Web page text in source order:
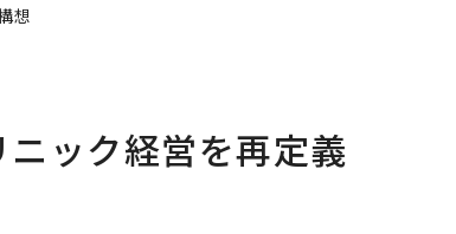
想
ニック経営を再定義